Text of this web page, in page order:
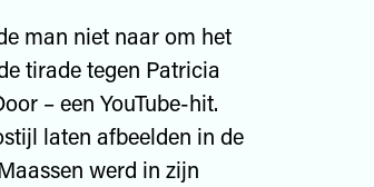
man niet naar om het
tirade tegen Patricia
– een YouTube-hit.
laten afbeelden in de
werd in zijn